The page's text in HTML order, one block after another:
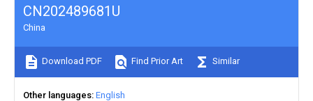
CN202489681U
China
Download PDF Find Prior Art Similar
Other languages English